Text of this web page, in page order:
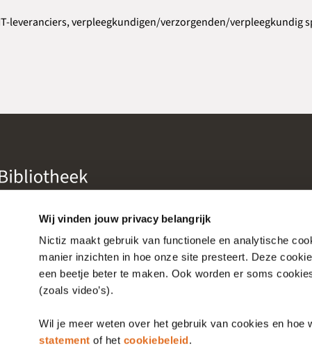
Wij vinden jouw privacy belangrijk
Nictiz maakt gebruik van functionele en analytische
manier inzichten in hoe onze site presteert. Deze
een beetje beter te maken. Ook worden er soms
(zoals video’s).
Wil je meer weten over het gebruik van cookies en hoe
statement of het cookiebeleid.
leveranciers, verpleegkundigen/verzorgenden/verpleegkundig
Consultaties
Cookiebeleid